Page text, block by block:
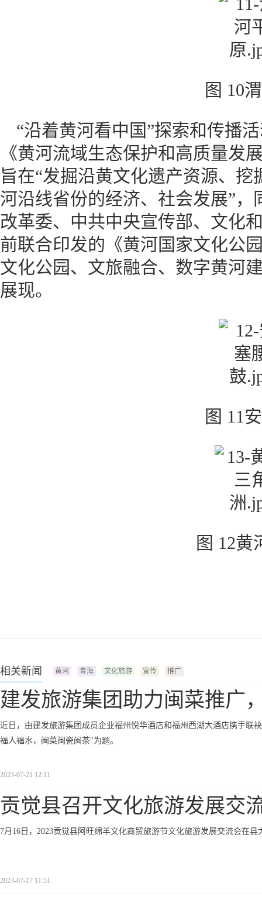
图 10
“沿着黄河看中国”探索和传播
《黄河流域生态保护和高质量发
旨在“发掘沿黄文化遗产资源、
河沿线省份的经济、社会发展”
改革委、中共中央宣传部、文化
前联合印发的《黄河国家文化公
文化公园、文旅融合、数字黄河
展现。
图 11
图 12黄
相关新闻 黄河 青海 文化旅游 宣传 推广
建发旅游集团助力闽菜推广
近日，由建发旅游集团成员企业福州悦华酒店和福州西湖大酒店携手
福人福水，闽菜闽瓷闽茶"为题。
2023-07-21 12:11
贡觉县召开文化旅游发展交
7月16日，2023贡觉县阿旺绵羊文化商贸旅游节文化旅游发展交流会在县
2023-07-17 11:51